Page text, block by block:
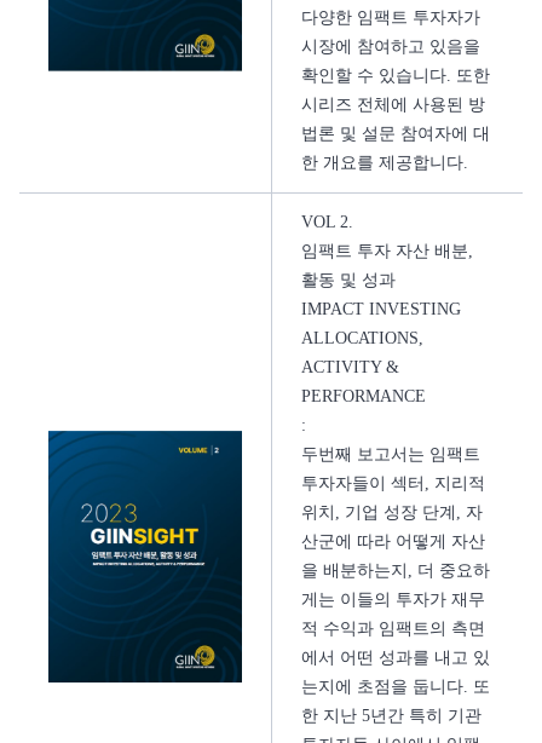
다양한 임팩트 투자자가
시장에 참여하고 있음을
확인할 수 있습니다. 또한
시리즈 전체에 사용된 방
법론 및 설문 참여자에 대
한 개요를 제공합니다.
VOL 2.
임팩트 투자 자산 배분,
활동 및 성과
IMPACT INVESTING
ALLOCATIONS,
ACTIVITY &
PERFORMANCE
:
두번째 보고서는 임팩트
투자자들이 섹터, 지리적
위치, 기업 성장 단계, 자
산군에 따라 어떻게 자산
을 배분하는지, 더 중요하
게는 이들의 투자가 재무
적 수익과 임팩트의 측면
에서 어떤 성과를 내고 있
는지에 초점을 둡니다. 또
한 지난 5년간 특히 기관